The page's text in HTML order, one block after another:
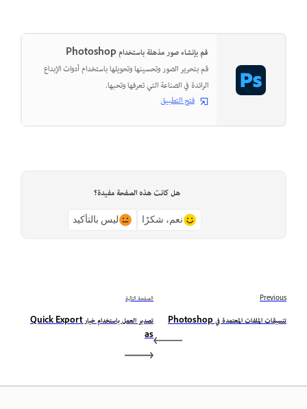
قم بإنشاء صور مذهلة باستخدام Photoshop
قم بتحرير الصور وتحسينها وتحويلها باستخدام أدوات الإبداع
الرائدة في الصناعة التي تعرفها وتحبها.
فتح التطبيق
هل كانت هذه الصفحة مفيدة؟
نعم، شكرًا ليس بالتأكيد
Previous
تنسيقات الملفات المعتمدة في Photoshop
الصفحة التالية
تصدير العمل باستخدام خيار Quick Export
as